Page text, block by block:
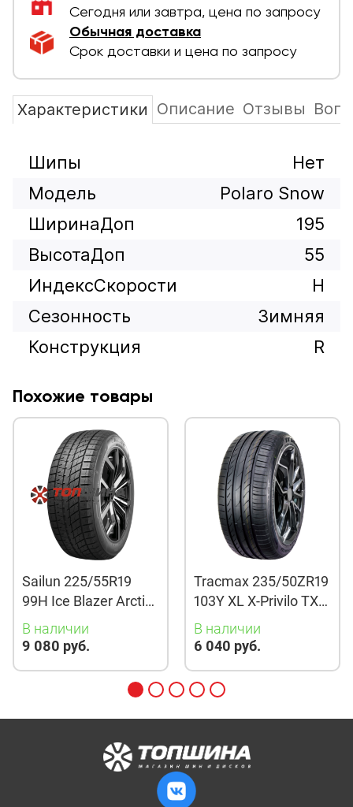
Сегодня или завтра, цена по запросу
Обычная доставка
Срок доставки и цена по запросу
Характеристики Описание Отзывы
Шипы
Нет
Модель
Polaro Snow
ШиринаДоп
195
ВысотаДоп
55
ИндексСкорости
H
Сезонность
Зимняя
Конструкция
R
Похожие товары
Sailun 225/55R19
99H Ice Blazer Arctic
Evo TL
В наличии
9 080 руб.
Tracmax 235/50ZR19
103Y XL X-Privilo TX3
TL
В наличии
6 040 руб.